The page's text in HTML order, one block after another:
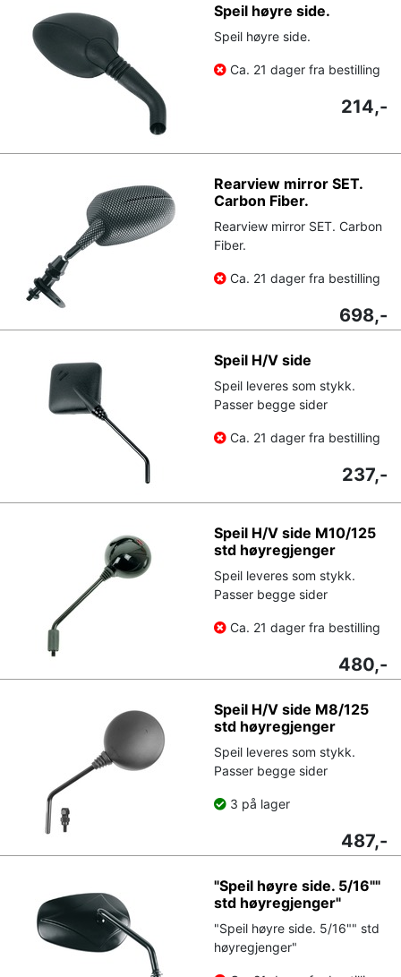
Speil høyre side.
Speil høyre side.
Ca. 21 dager fra bestilling
214,-
Rearview mirror SET.
Carbon Fiber.
Rearview mirror SET. Carbon
Fiber.
Ca. 21 dager fra bestilling
698,-
Speil H/V side
Speil leveres som stykk.
Passer begge sider
Ca. 21 dager fra bestilling
237,-
Speil H/V side M10/125
std høyregjenger
Speil leveres som stykk.
Passer begge sider
Ca. 21 dager fra bestilling
480,-
Speil H/V side M8/125
std høyregjenger
Speil leveres som stykk.
Passer begge sider
3 på lager
487,-
"Speil høyre side. 5/16""
std høyregjenger"
"Speil høyre side. 5/16"" std
høyregjenger"